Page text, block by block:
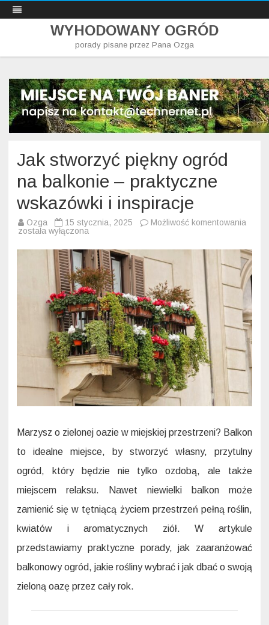
WYHODOWANY OGRÓD
porady pisane przez Pana Ozga
Skip
content
Jak stworzyć piękny ogród
na balkonie – praktyczne
wskazówki i inspiracje
Ozga 15 stycznia, 2025 Możliwość komentowania
na
–
została wyłączona
Marzysz o zielonej oazie w miejskiej przestrzeni? Balkon
to idealne miejsce, by stworzyć własny, przytulny
ogród, który będzie nie tylko ozdobą, ale także
miejscem relaksu. Nawet niewielki balkon może
zamienić się w tętniącą życiem przestrzeń pełną roślin,
kwiatów i aromatycznych ziół. W artykule
przedstawiamy praktyczne porady, jak zaaranżować
balkonowy ogród, jakie rośliny wybrać i jak dbać o swoją
zieloną oazę przez cały rok.